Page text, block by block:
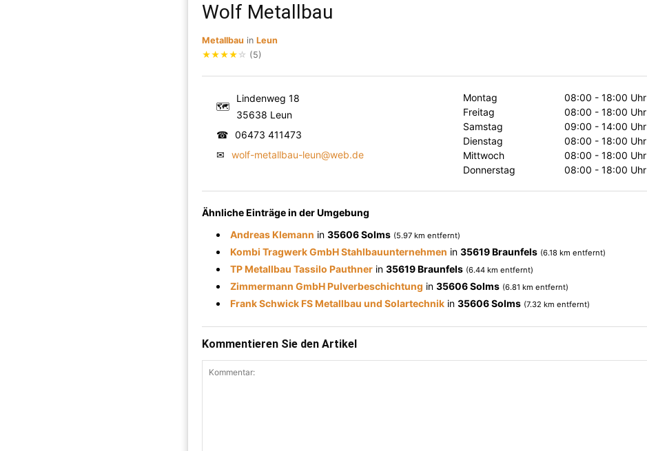
Wolf Metallbau
Metallbau in Leun
★★★★ ☆ (5)
🗺
Lindenweg 18
35638 Leun
☎ 06473 411473
✉
wolf-metallbau-leun@web.de
Montag
08:00 - 18:00 Uhr
Freitag
08:00 - 18:00 Uhr
Samstag
09:00 - 14:00 Uhr
Dienstag
08:00 - 18:00 Uhr
Mittwoch
08:00 - 18:00 Uhr
Donnerstag
08:00 - 18:00 Uhr
Ähnliche Einträge in der Umgebung
Andreas Klemann in 35606 Solms (5.97 km entfernt)
Kombi Tragwerk GmbH Stahlbauunternehmen in 35619 Braunfels (6.18 km entfernt)
TP Metallbau Tassilo Pauthner in 35619 Braunfels (6.44 km entfernt)
Zimmermann GmbH Pulverbeschichtung in 35606 Solms (6.81 km entfernt)
Frank Schwick FS Metallbau und Solartechnik in 35606 Solms (7.32 km entfernt)
Kommentieren Sie den Artikel